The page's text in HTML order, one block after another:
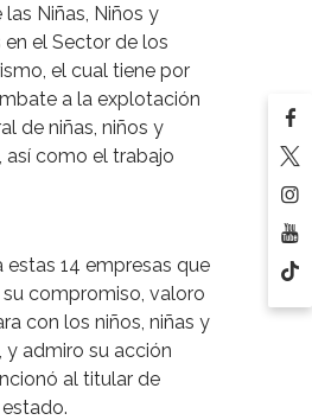
Niñas, Niños y
el Sector de los
el cual tiene por
a la explotación
de niñas, niños y
así como el trabajo
estas 14 empresas que
compromiso, valoro
con los niños, niñas y
y admiro su acción
al titular de